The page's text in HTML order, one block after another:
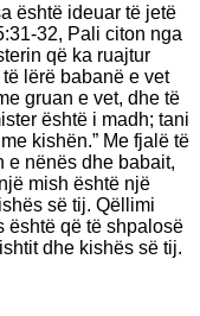
është ideuar të jetë
32, Pali citon nga
që ka ruajtur
lërë babanë e vet
gruan e vet, dhe të
është i madh; tani
kishën.” Me fjalë të
e nënës dhe babait,
mish është një
së tij. Qëllimi
është që të shpalosë
dhe kishës së tij.